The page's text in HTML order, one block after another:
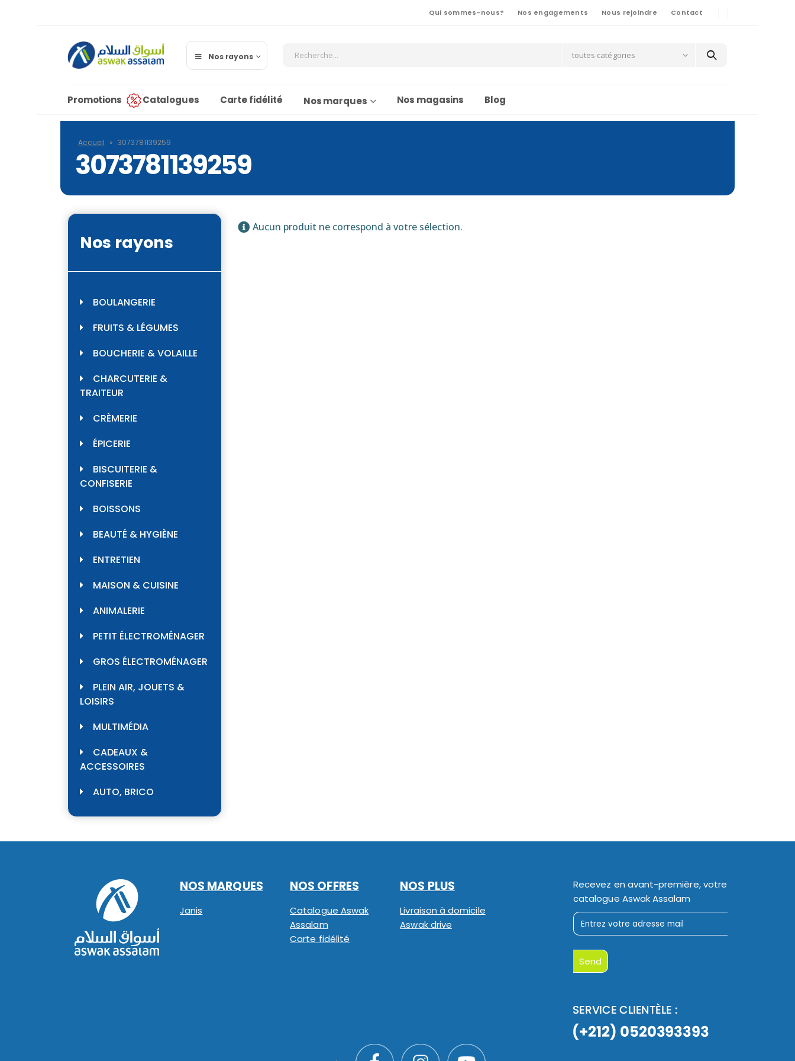
Qui sommes-nous? Nos engagements Nous rejoindre Contact
Nos rayons toutes catégories
Promotions Catalogues Carte fidélité Nos marques Nos magasins Blog
Accueil » 3073781139259
3073781139259
Aucun produit ne correspond à votre sélection.
Nos rayons
BOULANGERIE
FRUITS & LÉGUMES
BOUCHERIE & VOLAILLE
CHARCUTERIE &
TRAITEUR
CRÈMERIE
ÉPICERIE
BISCUITERIE &
CONFISERIE
BOISSONS
BEAUTÉ & HYGIÈNE
ENTRETIEN
MAISON & CUISINE
ANIMALERIE
PETIT ÉLECTROMÉNAGER
GROS ÉLECTROMÉNAGER
PLEIN AIR, JOUETS &
LOISIRS
MULTIMÉDIA
CADEAUX &
ACCESSOIRES
AUTO, BRICO
NOS MARQUES
Janis
NOS OFFRES
Catalogue Aswak
Assalam
Carte fidélité
NOS PLUS
Livraison à domicile
Aswak drive
Recevez en avant-première, votre
catalogue Aswak Assalam